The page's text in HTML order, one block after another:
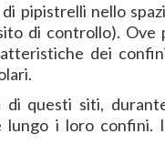
pipistrelli nello
di controllo).
dei
questi siti,
i loro